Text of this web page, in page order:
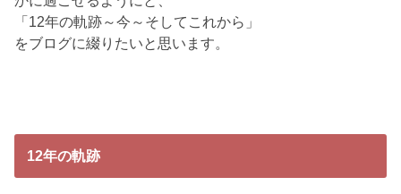
「12年の軌跡～今～そしてこれから」
をブログに綴りたいと思います。
12年の軌跡